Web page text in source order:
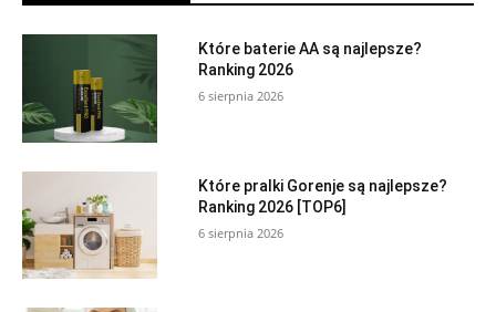
Które baterie AA są najlepsze?
Ranking 2026
6 sierpnia 2026
Które pralki Gorenje są najlepsze?
Ranking 2026 [TOP6]
6 sierpnia 2026